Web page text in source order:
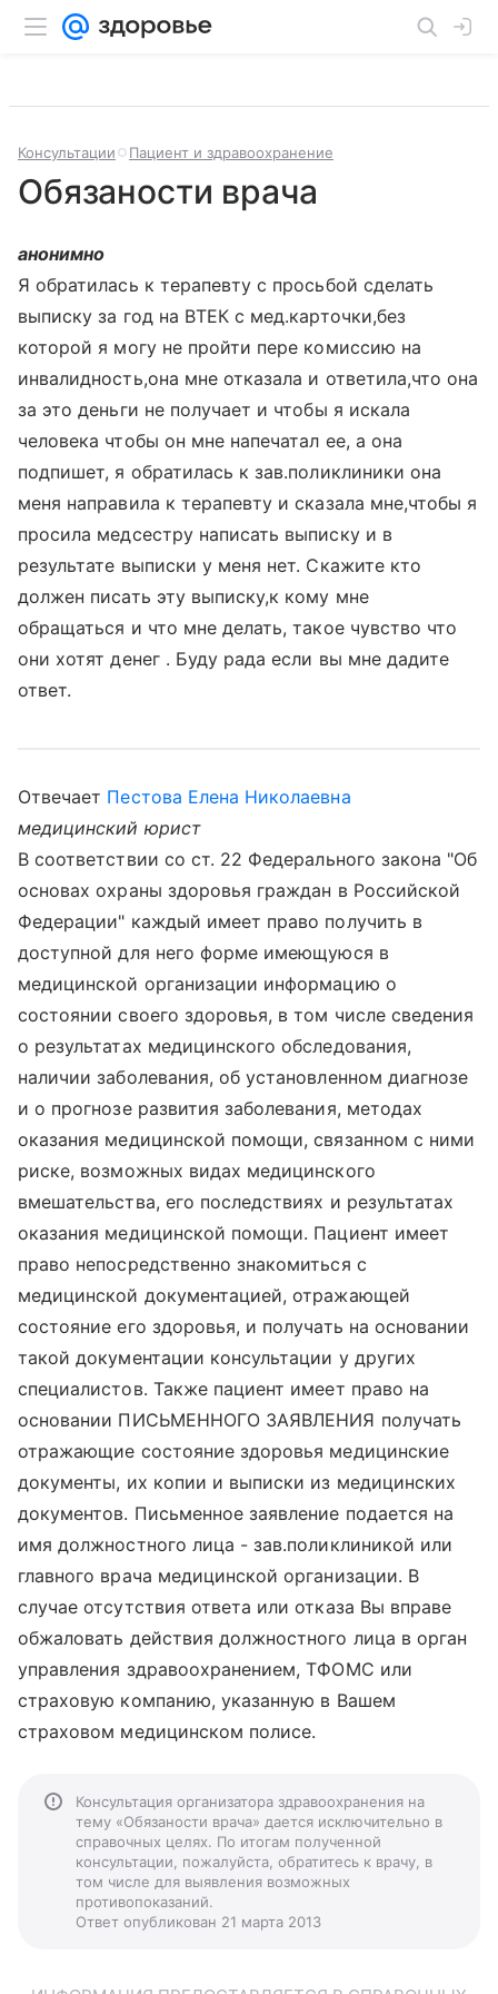
Консультации Пациент и здравоохранение
Обязаности врача
анонимно
Я обратилась к терапевту с просьбой сделать
выписку за год на ВТЕК с мед.карточки,без
которой я могу не пройти пере комиссию на
инвалидность,она мне отказала и ответила,что она
за это деньги не получает и чтобы я искала
человека чтобы он мне напечатал ее, а она
подпишет, я обратилась к зав.поликлиники она
меня направила к терапевту и сказала мне,чтобы я
просила медсестру написать выписку и в
результате выписки у меня нет. Скажите кто
должен писать эту выписку,к кому мне
обращаться и что мне делать, такое чувство что
они хотят денег . Буду рада если вы мне дадите
ответ.
Отвечает Пестова Елена Николаевна
медицинский юрист
В соответствии со ст. 22 Федерального закона "Об
основах охраны здоровья граждан в Российской
Федерации" каждый имеет право получить в
доступной для него форме имеющуюся в
медицинской организации информацию о
состоянии своего здоровья, в том числе сведения
о результатах медицинского обследования,
наличии заболевания, об установленном диагнозе
и о прогнозе развития заболевания, методах
оказания медицинской помощи, связанном с ними
риске, возможных видах медицинского
вмешательства, его последствиях и результатах
оказания медицинской помощи. Пациент имеет
право непосредственно знакомиться с
медицинской документацией, отражающей
состояние его здоровья, и получать на основании
такой документации консультации у других
специалистов. Также пациент имеет право на
основании ПИСЬМЕННОГО ЗАЯВЛЕНИЯ получать
отражающие состояние здоровья медицинские
документы, их копии и выписки из медицинских
документов. Письменное заявление подается на
имя должностного лица - зав.поликлиникой или
главного врача медицинской организации. В
случае отсутствия ответа или отказа Вы вправе
обжаловать действия должностного лица в орган
управления здравоохранением, ТФОМС или
страховую компанию, указанную в Вашем
страховом медицинском полисе.
Консультация организатора здравоохранения на
тему «Обязаности врача» дается исключительно в
справочных целях. По итогам полученной
консультации, пожалуйста, обратитесь к врачу, в
том числе для выявления возможных
противопоказаний.
Ответ опубликован 21 марта 2013